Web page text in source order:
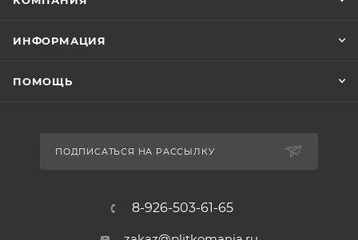
ИНФОРМАЦИЯ
ПОМОЩЬ
ПОДПИСАТЬСЯ НА РАССЫЛКУ
8-926-503-61-65